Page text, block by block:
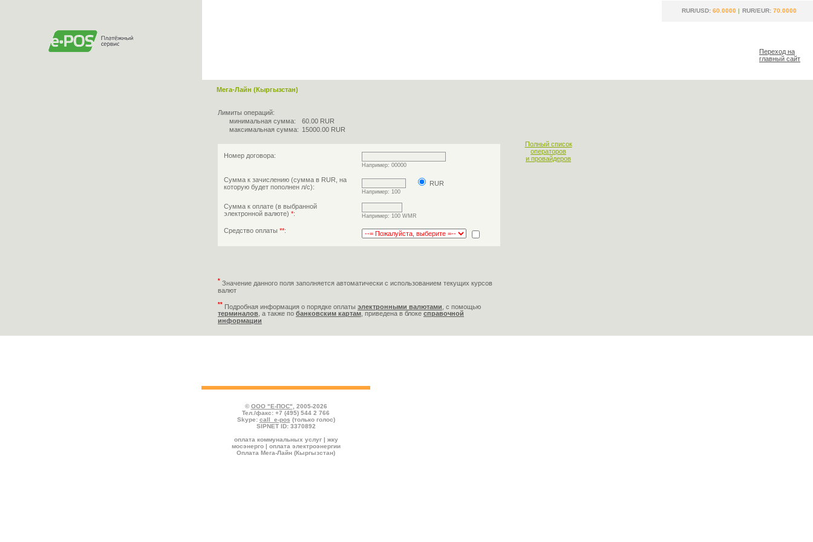
RUR/USD: 60.0000 | RUR/EUR: 70.0000
Переход на
главный сайт
Мега-Лайн (Кыргызстан)
Лимиты операций:
минимальная сумма:
60.00 RUR
максимальная сумма: 15000.00 RUR
Номер договора:
Например: 00000
Сумма к зачислению (сумма в RUR, на
которую будет пополнен л/с):
RUR
Например: 100
Сумма к оплате (в выбранной
электронной валюте) *: Например: 100 WMR
Средство оплаты **:
* Значение данного поля заполняется автоматически с использованием текущих курсов
валют
** Подробная информация о порядке оплаты электронными валютами с помощью
терминалов, а также по банковским картам, приведена в блоке справочной
информации
Полный список
операторов
и провайдеров
© ООО "Е-ПОС" , 2005-2026
Тел./факс: +7 (495) 544 2 766
Skype: call_e-pos (только голос)
SIPNET ID: 3370892
оплата коммунальных услуг | жку
мосэнерго | оплата электроэнергии
Оплата Мега-Лайн (Кыргызстан)